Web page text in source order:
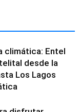
climática: Entel
desde la
Los Lagos